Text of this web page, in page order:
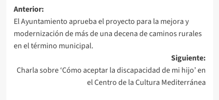
Navegación
de
entradas
Anterior:
El Ayuntamiento aprueba el proyecto para la mejora y
modernización de más de una decena de caminos rurales
en el término municipal.
Siguiente:
Charla sobre ‘Cómo aceptar la discapacidad de mi hijo’ en
el Centro de la Cultura Mediterránea